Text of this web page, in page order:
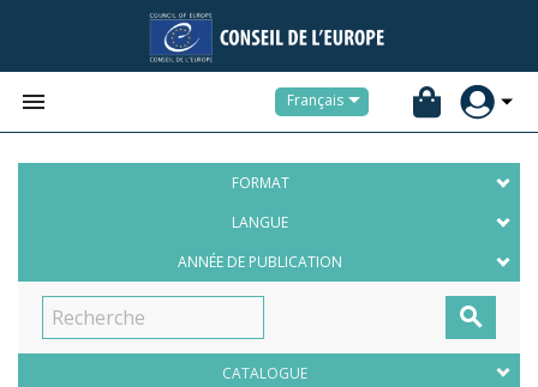
 Français
FORMAT
LANGUE
ANNÉE DE PUBLICATION

CATALOGUE